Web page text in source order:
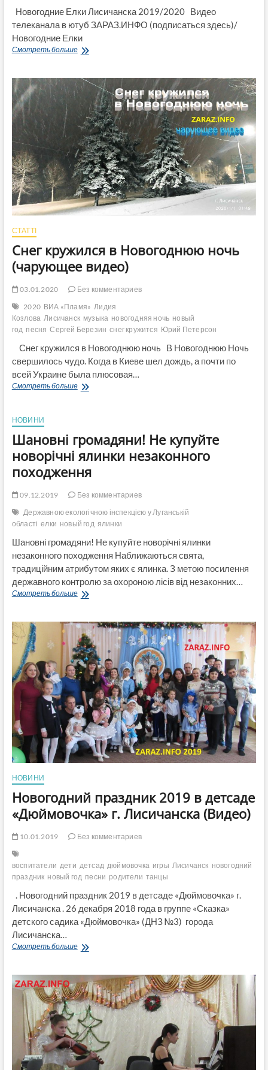
Новогодние Елки Лисичанска 2019/2020 Видео
телеканала в ютуб ЗАРАЗ.ИНФО (подписаться здесь)/
Новогодние Елки
Смотреть большеНовогодние
(Видео)
СТАТТІ
Снег кружился в Новогоднюю ночь
(чарующее видео)
03.01.2020
Без комментариев
2020 ВИА «Пламя» Лидия
Козлова Лисичанск музыка новогодняя ночь новый
год песня Сергей Березин снег кружится Юрий Петерсон
Снег кружился в Новогоднюю ночь В Новогоднюю Ночь
свершилось чудо. Когда в Киеве шел дождь, а почти по
всей Украине была плюсовая…
Смотреть большеСнег
(чарующее
видео)
НОВИНИ
Шановні громадяни! Не купуйте
новорічні ялинки незаконного
походження
09.12.2019
Без комментариев
Державною екологічною інспекцією у Луганській
області елки новый год ялинки
Шановні громадяни! Не купуйте новорічні ялинки
незаконного походження Наближаються свята,
традиційним атрибутом яких є ялинка. З метою посилення
державного контролю за охороною лісів від незаконних…
Смотреть большеШановні
купуйте
новорічні
ялинки
незаконного
походження
НОВИНИ
Новогодний праздник 2019 в детсаде
«Дюймовочка» г. Лисичанска (Видео)
10.01.2019 Без комментариев
воспитатели дети детсад дюймовочка игры Лисичанск новогодний
праздник новый год песни родители танцы
. Новогодний праздник 2019 в детсаде «Дюймовочка» г.
Лисичанска . 26 декабря 2018 года в группе «Сказка»
детского садика «Дюймовочка» (ДНЗ №3) города
Лисичанска…
Смотреть большеНовогодний
в
детсаде
«Дюймовочка»
г.
Лисичанска
(Видео)